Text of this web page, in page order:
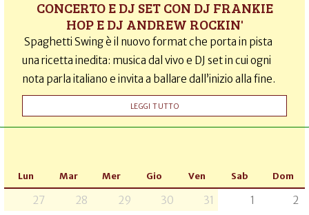
CONCERTO E DJ SET CON DJ FRANKIE
HOP E DJ ANDREW ROCKIN'
Spaghetti Swing è il nuovo format che porta in pista
una ricetta inedita: musica dal vivo e DJ set in cui ogni
nota parla italiano e invita a ballare dall’inizio alla fine.
LEGGI TUTTO
Lun Mar Mer Gio Ven Sab Dom
27 28 29 30 31 1
2